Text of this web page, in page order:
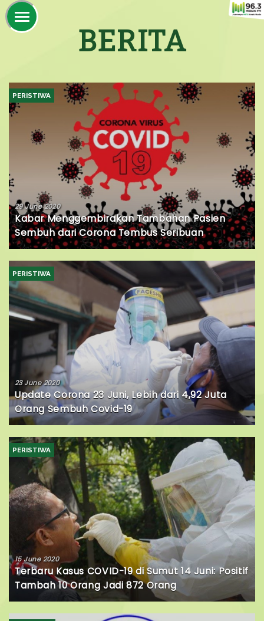
BERITA
PERISTIWA
29 June 2020
Kabar Menggembirakan Tambahan Pasien
Sembuh dari Corona Tembus Seribuan
PERISTIWA
23 June 2020
Update Corona 23 Juni, Lebih dari 4,92 Juta
Orang Sembuh Covid-19
PERISTIWA
15 June 2020
Terbaru Kasus COVID-19 di Sumut 14 Juni: Positif
Tambah 10 Orang Jadi 872 Orang